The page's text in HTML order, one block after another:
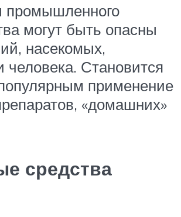
промышленного
могут быть опасны
насекомых,
человека. Становится
применение
«домашних»
средства